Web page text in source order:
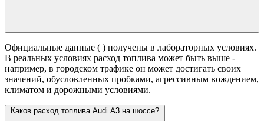
Официальные данные ( ) получены в лабораторных условиях.
В реальных условиях расход топлива может быть выше -
например, в городском трафике он может достигать своих
значений, обусловленных пробками, агрессивным вождением,
климатом и дорожными условиями.
Каков расход топлива Audi A3 на шоссе?